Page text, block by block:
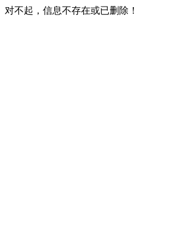
对不起，信息不存在或已删除！